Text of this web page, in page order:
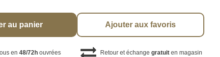
au panier Ajouter aux favoris
en48/72h ouvrées Retour et échange gratuiten magasin